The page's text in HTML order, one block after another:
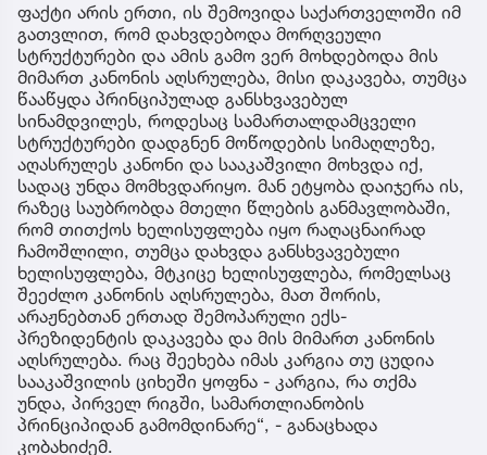
ფაქტი არის ერთი, ის შემოვიდა საქართველოში იმ
გათვლით, რომ დახვდებოდა მორღვეული
სტრუქტურები და ამის გამო ვერ მოხდებოდა მის
მიმართ კანონის აღსრულება, მისი დაკავება, თუმცა
წააწყდა პრინციპულად განსხვავებულ
სინამდვილეს, როდესაც სამართალდამცველი
სტრუქტურები დადგნენ მოწოდების სიმაღლეზე,
აღასრულეს კანონი და სააკაშვილი მოხვდა იქ,
სადაც უნდა მომხვდარიყო. მან ეტყობა დაიჯერა ის,
რაზეც საუბრობდა მთელი წლების განმავლობაში,
რომ თითქოს ხელისუფლება იყო რაღაცნაირად
ჩამოშლილი, თუმცა დახვდა განსხვავებული
ხელისუფლება, მტკიცე ხელისუფლება, რომელსაც
შეეძლო კანონის აღსრულება, მათ შორის,
არაჟნებთან ერთად შემოპარული ექს-
პრეზიდენტის დაკავება და მის მიმართ კანონის
აღსრულება. რაც შეეხება იმას კარგია თუ ცუდია
სააკაშვილის ციხეში ყოფნა - კარგია, რა თქმა
უნდა, პირველ რიგში, სამართლიანობის
პრინციპიდან გამომდინარე“, - განაცხადა
კობახიძემ.